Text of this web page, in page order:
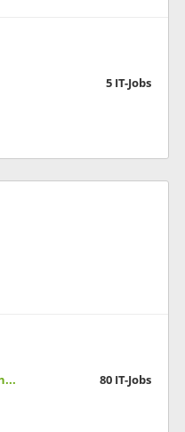
5 IT-Jobs
Deutsches Zentrum für Luft- und Raumfahrt 80 IT-Jobs